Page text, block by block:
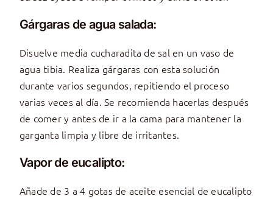
Gárgaras de agua salada:
Disuelve media cucharadita de sal en un vaso de
agua tibia. Realiza gárgaras con esta solución
durante varios segundos, repitiendo el proceso
varias veces al día. Se recomienda hacerlas después
de comer y antes de ir a la cama para mantener la
garganta limpia y libre de irritantes.
Vapor de eucalipto:
Añade de 3 a 4 gotas de aceite esencial de eucalipto